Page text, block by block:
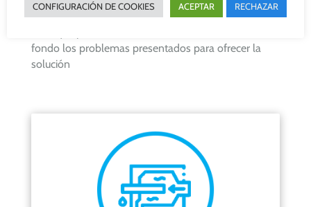
Nuestro trato personalizado y cercano con el cliente,
fondo los problemas presentados para ofrecer la
solución
CONFIGURACIÓN DE COOKIES ACEPTAR RECHAZAR